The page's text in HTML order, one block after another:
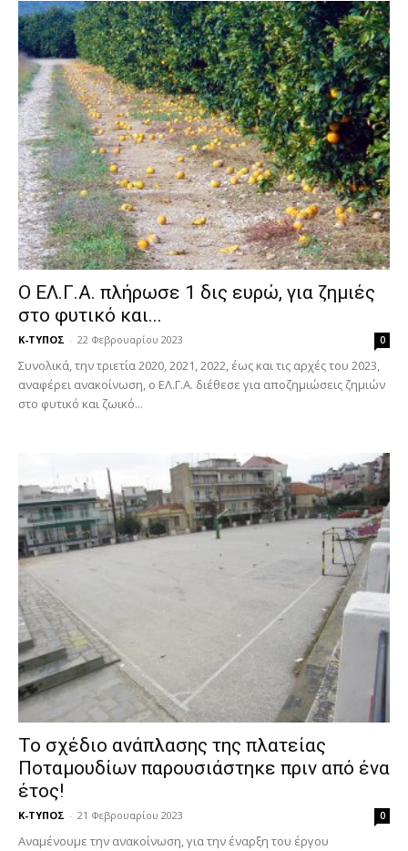
Ο ΕΛ.Γ.Α. πλήρωσε 1 δις ευρώ, για ζημιές
στο φυτικό και...
Κ-ΤΥΠΟΣ - 22 Φεβρουαρίου 2023 0
Συνολικά, την τριετία 2020, 2021, 2022, έως και τις αρχές του 2023,
αναφέρει ανακοίνωση, ο ΕΛ.Γ.Α. διέθεσε για αποζημιώσεις ζημιών
στο φυτικό και ζωικό...
Το σχέδιο ανάπλασης της πλατείας
Ποταμουδίων παρουσιάστηκε πριν από ένα
έτος!
Κ-ΤΥΠΟΣ - 21 Φεβρουαρίου 2023 0
Αναμένουμε την ανακοίνωση, για την έναρξη του έργου